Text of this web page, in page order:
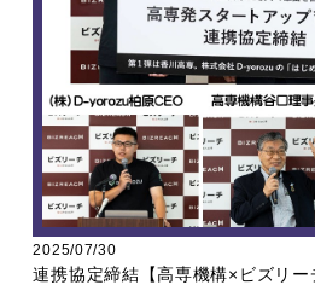
2025/07/30
連携協定締結【高専機構×ビズリ